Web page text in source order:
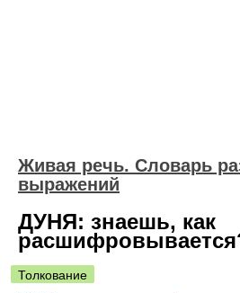
Живая речь. Словарь
выражений
ДУНЯ: знаешь, как
Толкование